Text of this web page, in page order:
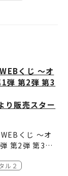
時30分、夜
法は当日の状
準備のため一
がございま
でもお買い求
ちいただく場
なる場合でも
止とさせてい
物販及びBlu
番宣ポスター
スタンプを押
ト」は袋から
宣ポスター＞
たら、さらに
刻番宣ポスタ
日郵送にてお
ト」付きでBl
典をお渡し
～11月30
み
10:00～ ※イ
ざいません。
に達し次第終
kansha-sai/
をご確認くだ
セット
クリルコース
ルチケースの
様へご確認く
ります。
伝ワタル２』
早人
楽団 指揮：神
・サウンドト
ラック・ヴァ
ル・サウンド
トラック・ヴ
）
トVer. ①（DI
Ver. （DISC
ンターテイン
しろカッコ
力を様々な形
＆“秒でノれ
用意してい
部ワタル（C
星部ワタル
世界」であっ
ちゃいます！
みください。
リーティ
タルと虎王、
撮れるフォト
す。
コックピ
ク龍神丸
神丸 グリ
』の龍神丸が
・運用方法が
。
ます
くじ ～オ
弾 第2弾 第3
り販売スター
くじ ～オ
第2弾 第3弾
「魔神英雄伝
ル２